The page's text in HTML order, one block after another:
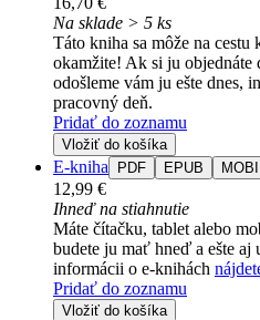
Na sklade > 5 ks
Táto kniha sa môže na
okamžite! Ak si ju objednáte
odošleme vám ju ešte dnes,
pracovný deň.
Pridať do zoznamu
Vložiť do košíka
E-kniha PDF EPUB MOBI
12,99 €
Ihneď na stiahnutie
Máte čítačku, tablet alebo
budete ju mať hneď a ešte aj
informácii o e-knihách
Pridať do zoznamu
Vložiť do košíka